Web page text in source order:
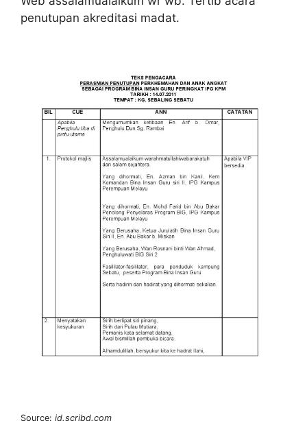
penutupan akreditasi madat.
Source: id.scribd.com